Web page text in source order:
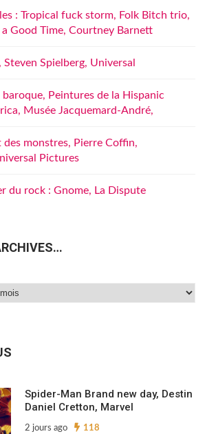
: Tropical fuck storm, Folk Bitch trio,
Good Time, Courtney Barnett
Steven Spielberg, Universal
Peintures de la Hispanic
Musée Jacquemard-André,
des monstres, Pierre Coffin,
Pictures
du rock : Gnome, La Dispute
Spider-Man Brand new day, Destin
Daniel Cretton, Marvel
2 jours ago 118